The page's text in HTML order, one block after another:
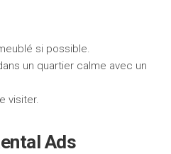
si possible.
un quartier calme avec un
visiter.
Ads